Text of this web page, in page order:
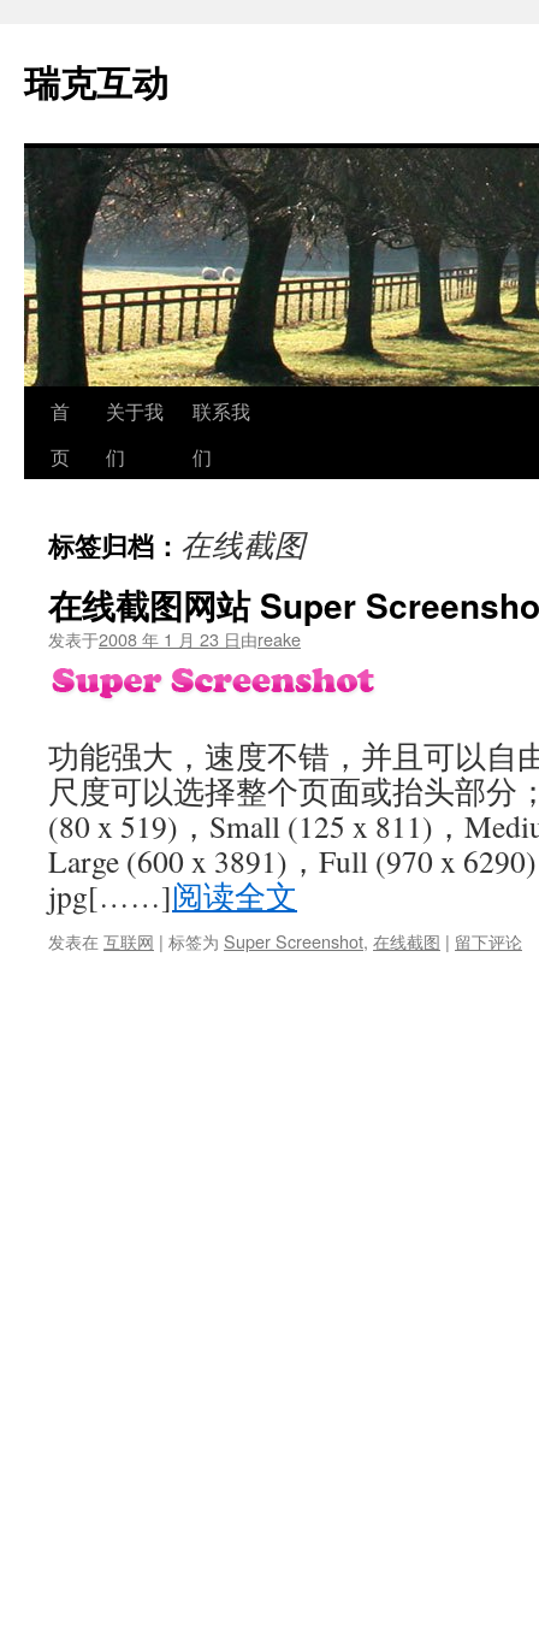
瑞克互动
跳
至
文
首
页
关于我
们
联系我
们
标签归档： 在线截图
在线截图网站 Super
发表于2008 年 1 月 23 日由reake
功能强大，速度不错，并且可以自
尺度可以选择整个页面或抬头部分
(80 x 519)，Small (125 x 811)，
Large (600 x 3891)，Full (970 x
jpg[……]阅读全文
发表在 互联网 | 标签为 Super Screenshot, 在线截图 | 留下评论